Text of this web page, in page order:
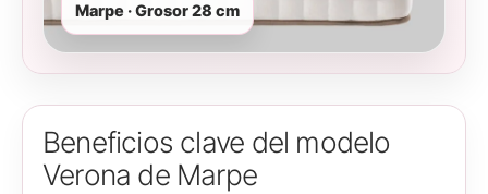
Marpe · Grosor 28 cm
Beneficios clave del modelo
Verona de Marpe